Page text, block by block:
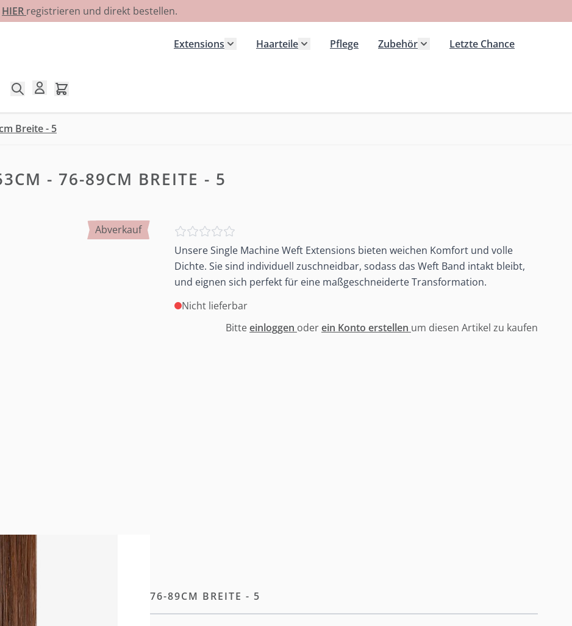
HIER registrieren und direkt bestellen.
Extensions
Haarteile
Pflege
Zubehör
Letzte Chance
Breite - 5
- 76-89CM BREITE - 5
Abverkauf
Unsere Single Machine Weft Extensions bieten weichen Komfort und volle
Dichte. Sie sind individuell zuschneidbar, sodass das Weft Band intakt bleibt,
und eignen sich perfekt für eine maßgeschneiderte Transformation.
Nicht lieferbar
Bitteeinloggen oderein Konto erstellen um diesen Artikel zu kaufen
MACHINE WEFT 53CM - 76-89CM BREITE - 5